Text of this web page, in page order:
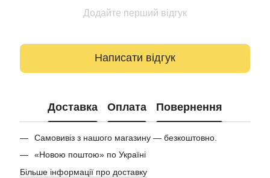
Додайте перший відгук
Написати відгук
Доставка Оплата Повернення
Самовивіз з нашого магазину — безкоштовно.
«Новою поштою» по Україні
Більше інформації про доставку